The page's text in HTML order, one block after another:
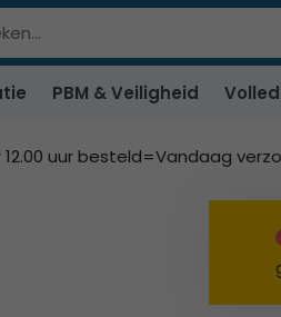
PBM & Veiligheid
12.00 uur besteld=Vandaag